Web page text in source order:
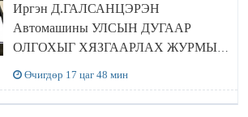
Иргэн Д.ГАЛСАНЦЭРЭН
Автомашины УЛСЫН ДУГААР
ОЛГОХЫГ ХЯЗГААРЛАХ ЖУРМЫГ
Өчигдөр 17 цаг 48 мин